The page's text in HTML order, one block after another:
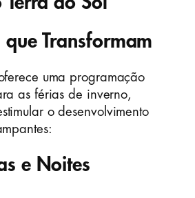
Transformam
uma programação
as férias de inverno,
o desenvolvimento
e Noites